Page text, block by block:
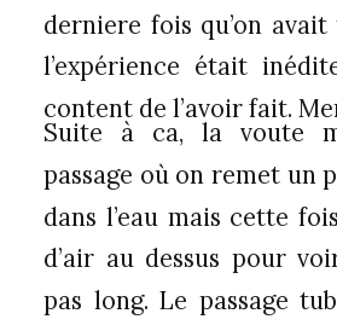
derniere fois qu’on avait
l’expérience était
content de l’avoir fait.
Suite à ca, la voute
passage où on remet un
dans l’eau mais cette
d’air au dessus pour
pas long. Le passage